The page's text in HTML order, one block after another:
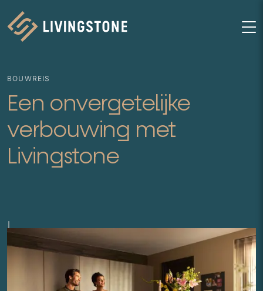
Homepage
BOUWREIS
Een onvergetelijke
verbouwing met
Livingstone